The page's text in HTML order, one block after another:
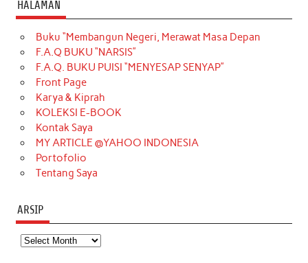
e
b
o
o
k
t
a
g
r
a
m
T
o
k
t
e
r
k
e
d
t
t
e
T
u
b
HALAMAN
Buku “Membangun Negeri, Merawat Masa Depan
F.A.Q BUKU “NARSIS”
F.A.Q. BUKU PUISI “MENYESAP SENYAP”
Front Page
Karya & Kiprah
KOLEKSI E-BOOK
Kontak Saya
MY ARTICLE @YAHOO INDONESIA
Portofolio
Tentang Saya
ARSIP
Arsip